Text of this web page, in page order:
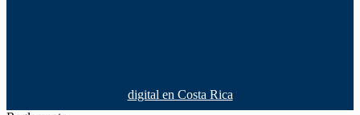
digital en Costa Rica